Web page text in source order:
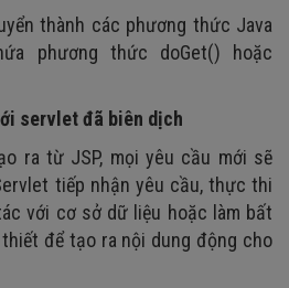
thành các phương thức Java
phương thức doGet() hoặc
servlet đã biên dịch
ra từ JSP, mọi yêu cầu mới sẽ
tiếp nhận yêu cầu, thực thi
với cơ sở dữ liệu hoặc làm bất
để tạo ra nội dung động cho